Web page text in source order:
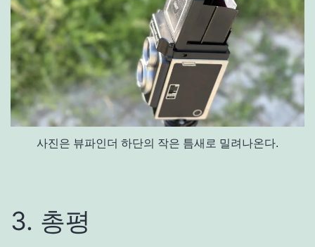
사진은 뷰파인더 하단의 작은 틈새로 밀려나온다.
3. 총평